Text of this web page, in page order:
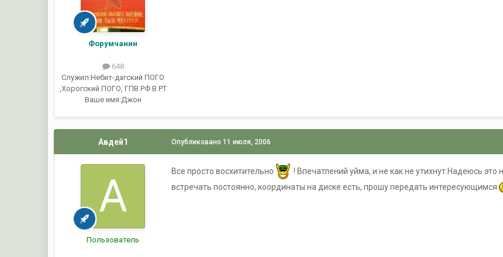
Форумчанин
648
Служил:Небит-дагский ПОГО
,Хорогский ПОГО, ГПВ РФ В РТ
Ваше имя:Джон
Авдей1
Пользователь
Опубликовано11 июля, 2006
Все просто восхитительно
! Впечатлений уйма, и не как не утихнут.Надеюсь
встречать постоянно, координаты на диске есть, прошу передать интересующимся